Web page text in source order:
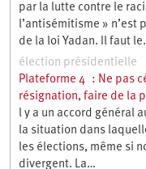
par la lutte contre le
l’antisémitisme » n’est
de la loi Yadan. Il faut
élection présidentielle
Plateforme 4 : Ne pas
résignation, faire de la
l y a un accord général
la situation dans
les élections, même si
divergent. La…